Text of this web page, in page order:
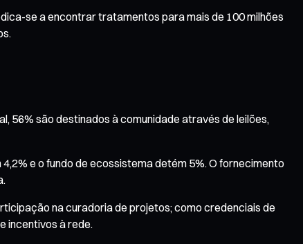
se a encontrar tratamentos para mais de 100 milhões
56% são destinados à comunidade através de leilões,
e o fundo de ecossistema detém 5%. O fornecimento
na curadoria de projetos; como credenciais de
incentivos à rede.